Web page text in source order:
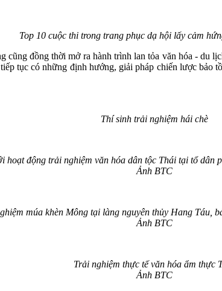
Top 10 cuộc thi trong trang phục dạ hội lấy cảm
đồng thời mở ra hành trình lan tỏa văn hóa - du
tục có những định hướng, giải pháp chiến lược
Thí sinh trải nghiệm hái chè
hoạt động trải nghiệm văn hóa dân tộc Thái tại tổ dân
Ảnh BTC
múa khèn Mông tại làng nguyên thủy Hang Táu,
Ảnh BTC
Trải nghiệm thực tế văn hóa ẩm thực
Ảnh BTC